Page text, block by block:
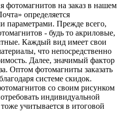
фотомагнитов на заказ в нашем
определяется
параметрами. Прежде всего,
- будь то акриловые,
Каждый вид имеет свои
что непосредственно
Далее, значимый фактор
Оптом фотомагниты заказать
системе скидок.
со своим рисунком
индивидуальной
учитывается в итоговой